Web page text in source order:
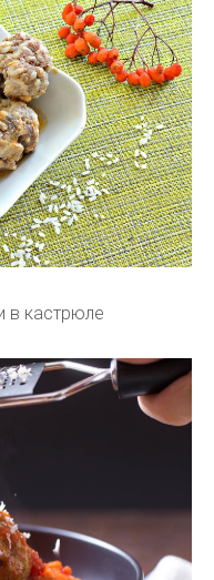
в кастрюле